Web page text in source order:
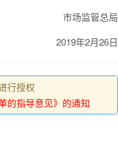
市场监管总局
2019年2月26日
行授权
的指导意见》的通知